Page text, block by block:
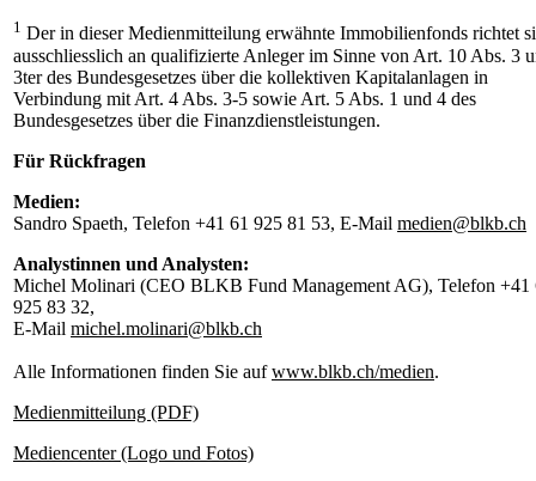
1 Der in dieser Medienmitteilung erwähnte Immobilienfonds richtet
ausschliesslich an qualifizierte Anleger im Sinne von Art. 10 Abs. 3
3ter des Bundesgesetzes über die kollektiven Kapitalanlagen in
Verbindung mit Art. 4 Abs. 3-5 sowie Art. 5 Abs. 1 und 4 des
Bundesgesetzes über die Finanzdienstleistungen.
Für Rückfragen
Medien:
Sandro Spaeth, Telefon +41 61 925 81 53, E-Mail medien@blkb.ch
Analystinnen und Analysten:
Michel Molinari (CEO BLKB Fund Management AG), Telefon +41
925 83 32,
E-Mail michel.molinari@blkb.ch
Alle Informationen finden Sie aufwww.blkb.ch/medien.
Medienmitteilung (PDF)
Mediencenter (Logo und Fotos)